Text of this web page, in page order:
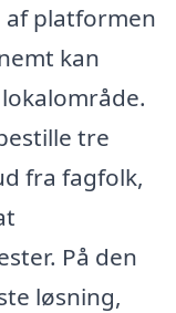
af platformen
kan
tre
fra fagfolk,
På den
løsning,